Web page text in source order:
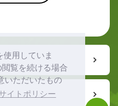
用していま
覧を続ける場合
いただいたもの
イトポリシー